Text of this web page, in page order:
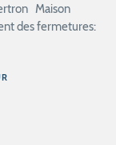
Maison
des fermetures: